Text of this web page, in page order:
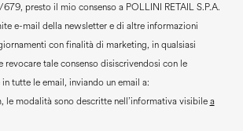
679, presto il mio consenso a POLLINI RETAIL S.P.A.
e-mail della newsletter e di altre informazioni
con finalità di marketing, in qualsiasi
revocare tale consenso disiscrivendosi con le
tutte le email, inviando un email a:
le modalità sono descritte nell’informativa visibilea